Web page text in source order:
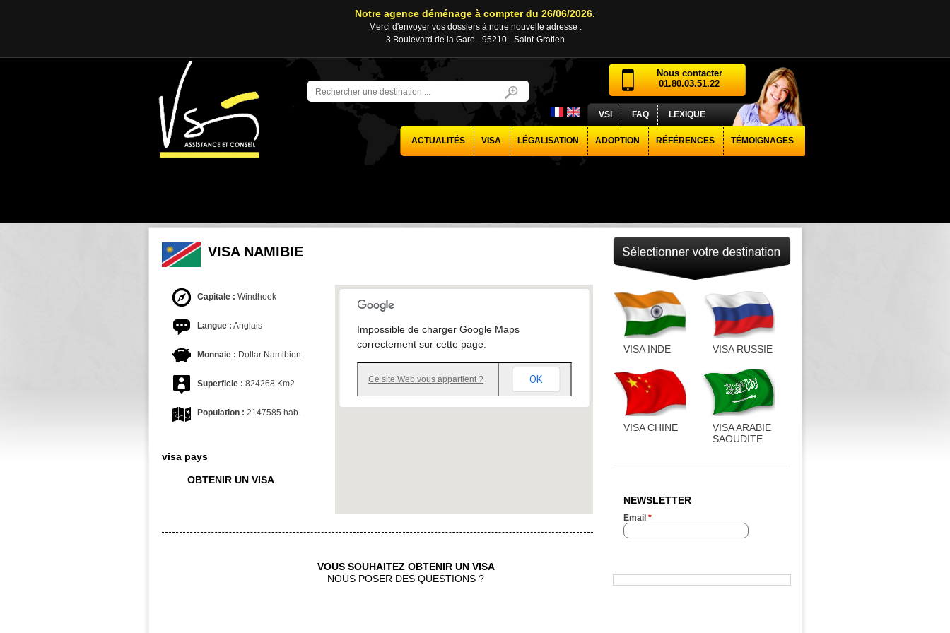
Notre agence déménage à compter du 26/06/2026.
Merci d'envoyer vos dossiers à notre nouvelle adresse :
3 Boulevard de la Gare - 95210 - Saint-Gratien
Nous contacter
01.80.03.51.22
VSI FAQ LEXIQUE
ACTUALITÉS VISA LÉGALISATION ADOPTION RÉFÉRENCES TÉMOIGNAGES
VISA NAMIBIE
Capitale : Windhoek
Langue : Anglais
Monnaie : Dollar Namibien
Superficie : 824268 Km2
Population : 2147585 hab.
Impossible de charger Google Maps
correctement sur cette page.
Ce site Web vous appartient ? OK
VOUS SOUHAITEZ OBTENIR UN VISA
NOUS POSER DES QUESTIONS ?
visa pays
OBTENIR UN VISA
VISA INDE VISA RUSSIE
VISA CHINE
VISA ARABIE
SAOUDITE
NEWSLETTER
Email *